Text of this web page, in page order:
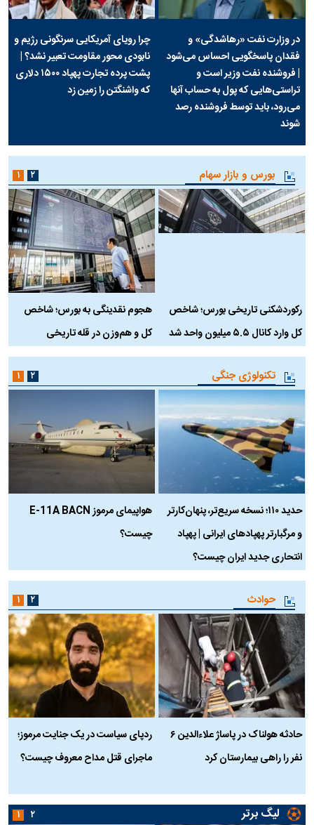
در وزارت نفت «رهاشدگی» و
فقدان پاسخگویی احساس می‌شود
| فروشنده نفت وزیر است و
تراستی‌هایی که پول به حساب آنها
می‌رود، باید توسط فروشنده رصد
شوند
چرا رویای آمریکایی سرنگونی رژیم و
نابودی محور مقاومت تعبیر نشد؟ |
پشت پرده تجارت پهپاد‌ ۱۵۰۰ دلاری
که واشنگتن را زمین زد
بورس و بازار سهام
رکوردشکنی تاریخی بورس؛ شاخص
کل وارد کانال ۵.۵ میلیون واحد شد
هجوم نقدینگی به بورس؛ شاخص
کل و هم‌وزن در قله تاریخی
۱ ۲
تکنولوژی جنگی
حدید ۱۱۰؛ نسخه سریع‌تر، پنهان‌کارتر
و مرگبارتر پهپادهای ایرانی | پهپاد
انتحاری جدید ایران چیست؟
هواپیمای مرموز E-11A BACN
چیست؟
۱ ۲
حوادث
حادثه هولناک در پاساژ علاءالدین ۶
نفر را راهی بیمارستان کرد
ردپای سیاست در یک جنایت مرموز؛
ماجرای قتل مداح معروف چیست؟
۱ ۲
لیگ برتر ۱ ۲